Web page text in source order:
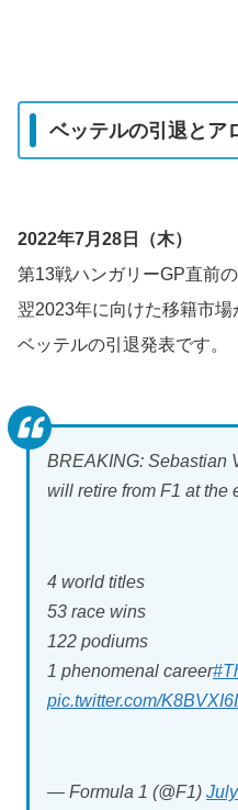
ベッテルの引退とア
2022年7月28日（木）
第13戦ハンガリーGP直前
翌2023年に向けた移籍市場
ベッテルの引退発表です。
BREAKING: Sebastian
will retire from F1 at the
4 world titles
53 race wins
122 podiums
1 phenomenal career
pic.twitter.com/
— Formula 1 (@F1)